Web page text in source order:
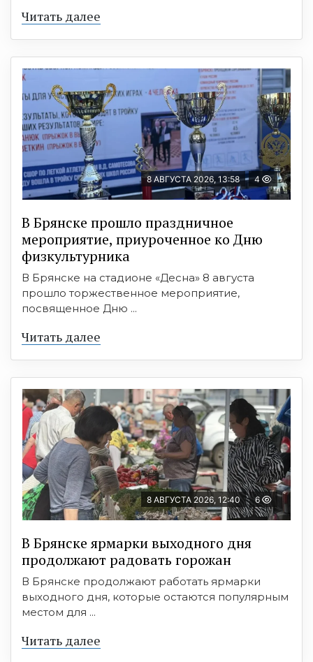
Читать далее
8 АВГУСТА 2026, 13:58 4
В Брянске прошло праздничное
мероприятие, приуроченное ко Дню
физкультурника
В Брянске на стадионе «Десна» 8 августа
прошло торжественное мероприятие,
посвященное Дню ...
Читать далее
8 АВГУСТА 2026, 12:40 6
В Брянске ярмарки выходного дня
продолжают радовать горожан
В Брянске продолжают работать ярмарки
выходного дня, которые остаются популярным
местом для ...
Читать далее